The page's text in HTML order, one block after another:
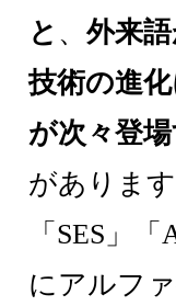
と 、外来
技術の進
が次々登
がありま
「SES」
にアルフ